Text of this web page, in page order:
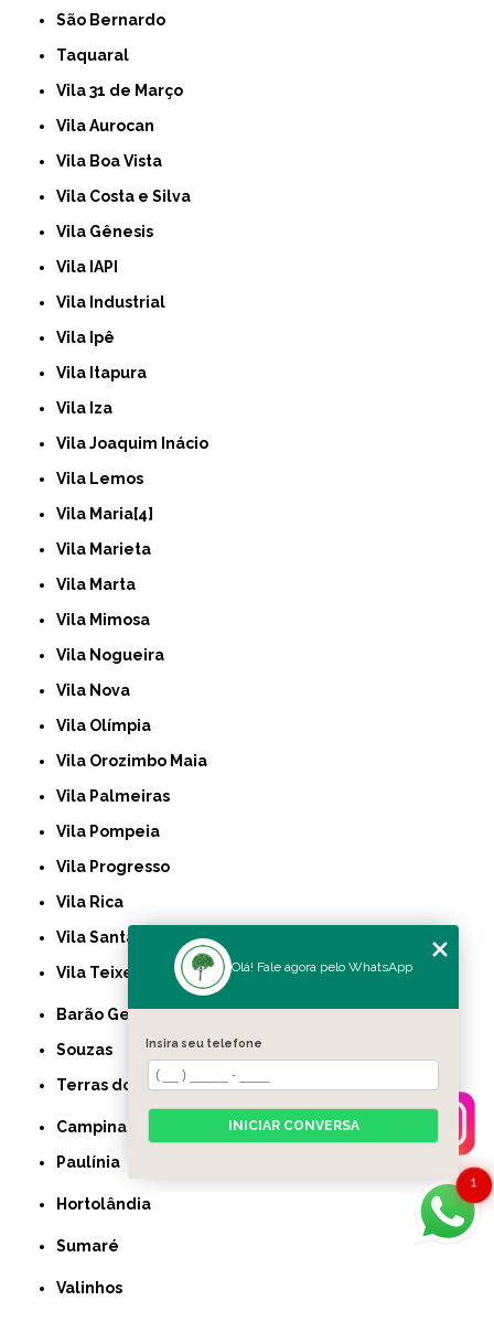
São Bernardo
Taquaral
Vila 31 de Março
Vila Aurocan
Vila Boa Vista
Vila Costa e Silva
Vila Gênesis
Vila IAPI
Vila Industrial
Vila Ipê
Vila Itapura
Vila Iza
Vila Joaquim Inácio
Vila Lemos
Vila Maria[4]
Vila Marieta
Vila Marta
Vila Mimosa
Vila Nogueira
Vila Nova
Vila Olímpia
Vila Orozimbo Maia
Vila Palmeiras
Vila Pompeia
Vila Progresso
Vila Rica
Vila Santana
Vila Teixeira
Barão Geraldo
Souzas
Terras do Barão
Campinas
Paulínia
Hortolândia
Sumaré
Valinhos
1
Olá! Fale agora pelo WhatsApp
Insira seu telefone
INICIAR CONVERSA